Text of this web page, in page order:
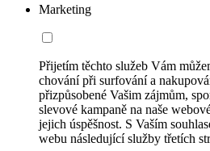
Marketing
Přijetím těchto služeb Vám
chování při surfování a
přizpůsobené Vašim zájmům,
slevové kampaně na naše
jejich úspěšnost. S Vaším
webu následující služby třetích